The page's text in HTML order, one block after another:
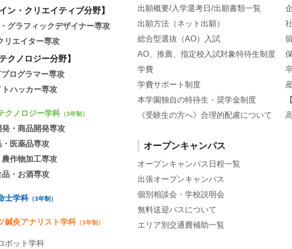
ン・クリエイティブ分野】
グラフィックデザイナー専攻
リエイター専攻
クノロジー分野】
ログラマー専攻
トハッカー専攻
クノロジー学科 （3年制）
発・商品開発専攻
・医薬品専攻
農作物加工専攻
品・お酒専攻
士学科（3年制）
鍼灸アナリスト学科（3年制）
ボット学科
出願概要/入学選考日/出願書類一覧
出願方法（ネット出願）
総合型選抜（AO）入試
AO、推薦、指定校入試対象特待生制度
学費
学費サポート制度
本学園独自の特待生・奨学金制度
《受験生の方へ》合理的配慮について
オープンキャンパス
オープンキャンパス日程一覧
出張オープンキャンパス
個別相談会・学校説明会
無料送迎バスについて
エリア別交通費補助一覧